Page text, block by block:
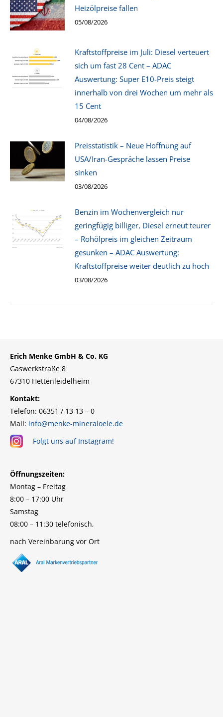
Heizölpreise fallen
05/08/2026
Kraftstoffpreise im Juli: Diesel verteuert
sich um fast 28 Cent – ADAC
Auswertung: Super E10-Preis steigt
innerhalb von drei Wochen um mehr als
15 Cent
04/08/2026
Preisstatistik – Neue Hoffnung auf
USA/Iran-Gespräche lassen Preise
sinken
03/08/2026
Benzin im Wochenvergleich nur
geringfügig billiger, Diesel erneut teurer
– Rohölpreis im gleichen Zeitraum
gesunken – ADAC Auswertung:
Kraftstoffpreise weiter deutlich zu hoch
03/08/2026
Erich Menke GmbH & Co. KG
Gaswerkstraße 8
67310 Hettenleidelheim
Kontakt:
Telefon: 06351 / 13 13 – 0
Mail: info@menke-mineraloele.de
Folgt uns auf Instagram!
Öffnungszeiten:
Montag – Freitag
8:00 – 17:00 Uhr
Samstag
08:00 – 11:30 telefonisch,
nach Vereinbarung vor Ort